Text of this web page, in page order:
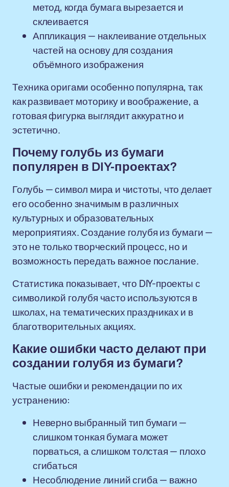
метод, когда бумага вырезается и
склеивается
Аппликация — наклеивание отдельных
частей на основу для создания
объёмного изображения
Техника оригами особенно популярна, так
как развивает моторику и воображение, а
готовая фигурка выглядит аккуратно и
эстетично.
Почему голубь из бумаги
популярен в DIY-проектах?
Голубь — символ мира и чистоты, что делает
его особенно значимым в различных
культурных и образовательных
мероприятиях. Создание голубя из бумаги —
это не только творческий процесс, но и
возможность передать важное послание.
Статистика показывает, что DIY-проекты с
символикой голубя часто используются в
школах, на тематических праздниках и в
благотворительных акциях.
Какие ошибки часто делают при
создании голубя из бумаги?
Частые ошибки и рекомендации по их
устранению:
Неверно выбранный тип бумаги —
слишком тонкая бумага может
порваться, а слишком толстая — плохо
сгибаться
Несоблюдение линий сгиба — важно